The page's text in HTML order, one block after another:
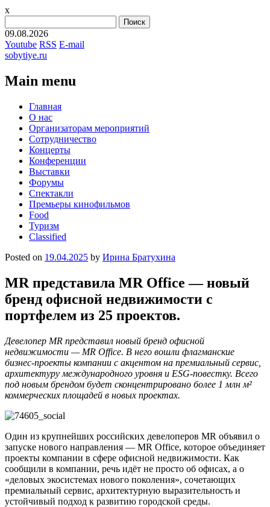
x
09.08.2026
Youtube RSS E-mail
sobytiye.ru
Main menu
Skip
content
Главная
О нас
Организаторам мероприятий
Сотрудничество
Концерты
Конференции
Выставки
Форумы
Спектакли
Премьеры кинофильмов
Food
Туризм
Сlassified
Posted on 19.04.2025 by Ирина Братухина
MR представила MR Office — новый
бренд офисной недвижимости с
портфелем из 25 проектов.
Девелопер MR представил новый бренд офисной
недвижимости — MR Office. В него вошли флагманские
бизнес-проекты компании с акцентом на премиальный сервис,
архитектуру международного уровня и ESG-повестку. Всего
под новым брендом будет сконцентрировано более 1 млн м²
коммерческих площадей в новых проектах.
Один из крупнейших российских девелоперов MR объявил о
запуске нового направления — MR Office, которое объединяет
проекты компании в сфере офисной недвижимости. Как
сообщили в компании, речь идёт не просто об офисах, а о
«деловых экосистемах нового поколения», сочетающих
премиальный сервис, архитектурную выразительность и
устойчивый подход к развитию городской среды.